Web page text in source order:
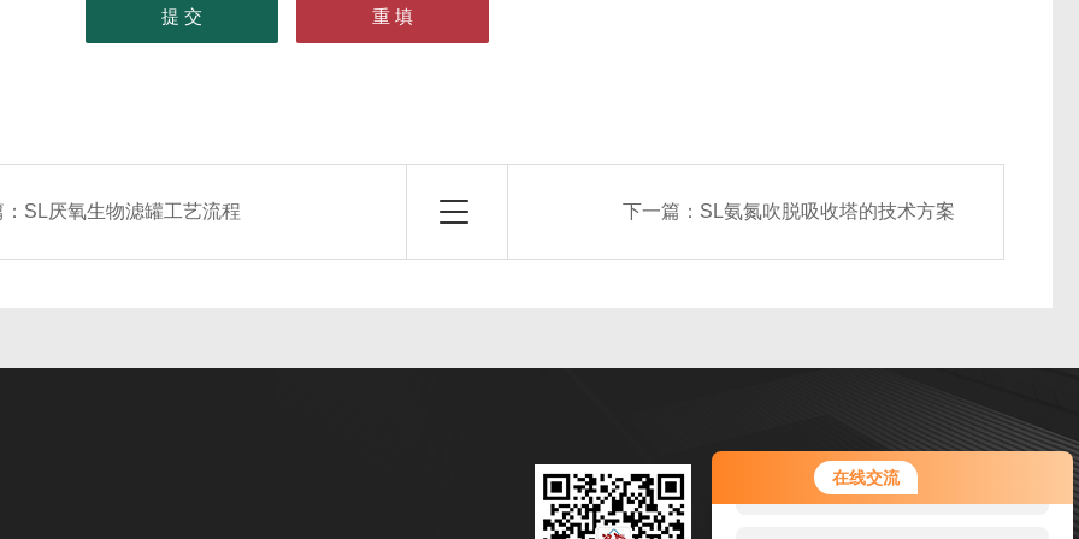
在线交流
您好！欢迎前来咨询，很高兴为您
服务，请问您要咨询什么问题呢？
SL厌氧生物滤罐工艺流程 下一篇： SL氨氮吹脱吸收塔的技术方案
扫码加微信